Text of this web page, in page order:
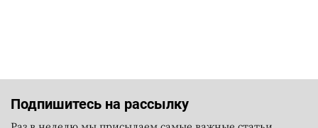
Подпишитесь на рассылку